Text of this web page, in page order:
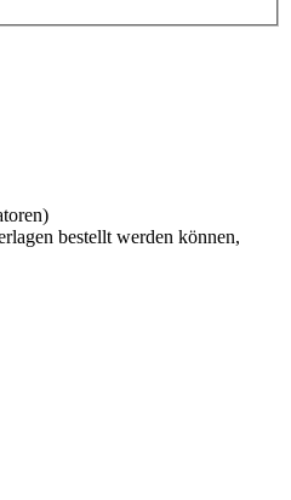
bestellt werden können,